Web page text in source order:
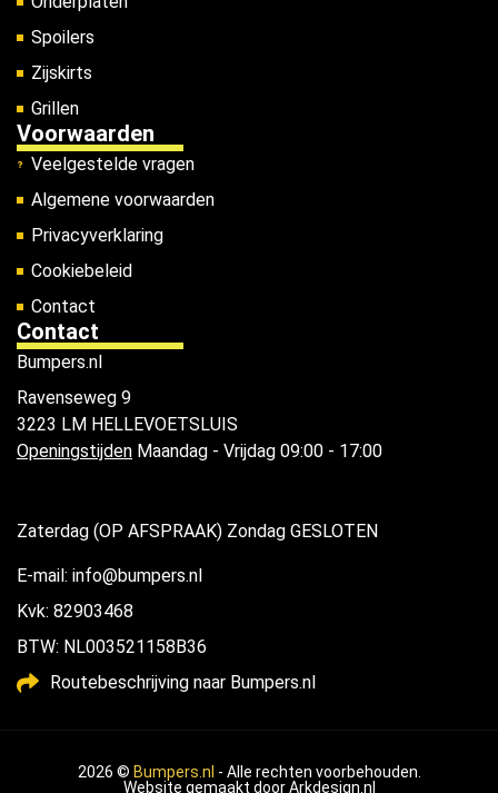
Spoilers
Zijskirts
Grillen
Voorwaarden
Veelgestelde vragen
Algemene voorwaarden
Privacyverklaring
Cookiebeleid
Contact
Contact
Bumpers.nl
Ravenseweg 9
3223 LM HELLEVOETSLUIS
Openingstijden Maandag - Vrijdag 09:00 - 17:00
Zaterdag (OP AFSPRAAK) Zondag GESLOTEN
E-mail: info@bumpers.nl
Kvk: 82903468
BTW: NL003521158B36
Routebeschrijving naar Bumpers.nl
2026 © Bumpers.nl - Alle rechten voorbehouden.
Website gemaakt doorArkdesign.nl